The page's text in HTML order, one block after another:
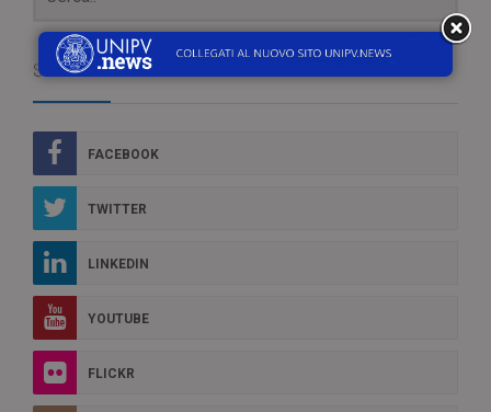
Social Box
FACEBOOK
TWITTER
LINKEDIN
YOUTUBE
FLICKR